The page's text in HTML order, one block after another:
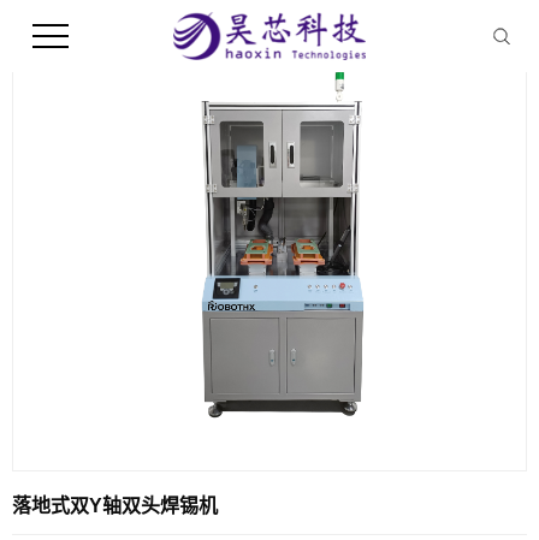
落地式双Y轴双头焊锡机